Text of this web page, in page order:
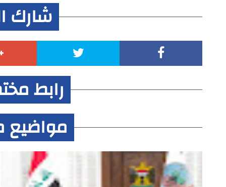
شارك
رابط
مواضيع